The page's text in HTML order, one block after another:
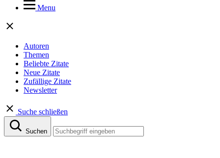
Menu
Autoren
Themen
Beliebte Zitate
Neue Zitate
Zufällige Zitate
Newsletter
Suche schließen
Suchen